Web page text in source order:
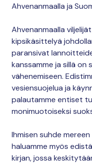
Ahvenanmaalla ja
Ahvenanmaalla
kipsikäsittelyä
paransivat
kanssamme ja sillä on
vähenemiseen.
vesiensuojelua ja
palautamme entiset
monimuotoiseksi
Ihmisen suhde
haluamme myös
kirjan, jossa